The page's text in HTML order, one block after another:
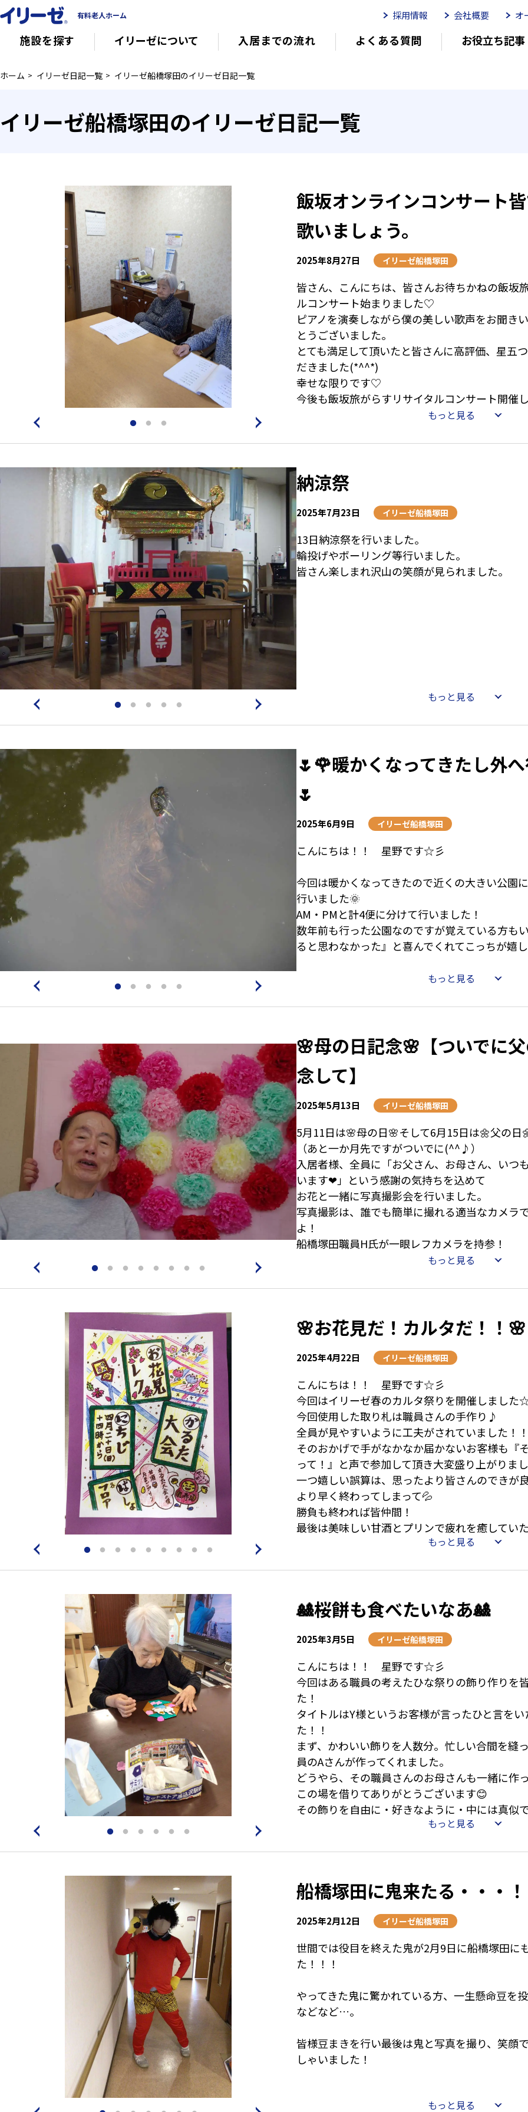
有料老人ホーム
施設を探す イリーゼについて
イリーゼについて
会社概要
入居までの流れ よくある質問 お役立ち記事
意外と知らない介護保険の基本 有料老人ホームを選ぶ時のポイント
採用情報 会社概要 オ
ホーム イリーゼ日記一覧 イリーゼ船橋塚田のイリーゼ日記一覧
イリーゼ船橋塚田のイリーゼ日記一覧
飯坂オンラインコンサート
歌いましょう。
2025年8月27日 イリーゼ船橋塚田
皆さん、こんにちは、皆さんお待ちかねの飯坂
ルコンサート始まりました♡
ピアノを演奏しながら僕の美しい歌声をお聞き
とうございました。
とても満足して頂いたと皆さんに高評価、
だきました(*^^*)
幸せな限りです♡
今後も飯坂旅がらすリサイタルコンサート開催
ります！
もっと見る
納涼祭
2025年7月23日 イリーゼ船橋塚田
13日納涼祭を行いました。
輪投げやボーリング等行いました。
もっと見る
🌷🌹暖かくなってきたし外
🌷
2025年6月9日 イリーゼ船橋塚田
こんにちは！！ 星野です☆彡
今回は暖かくなってきたので近くの大きい公園
行いました🌞
AM・PMと計4便に分けて行いました！
数年前も行った公園なのですが覚えている方も
ると思わなかった』と喜んでくれてこっちが嬉
AMは池の中に鯉や亀がいっぱいいたのですが
そのせいか鯉や亀が逃げてしまったようであま
しかし、ここが皆さんのいい所！！
本当は期待外れに思ったかもしれないのに『外
が嬉しいわ』って😢
ただ結局1番好評だったのがアイスクリームだ
また来月は納涼祭を予定していますのでお楽し
【星野のひとこと】
前回は遊びに来ていた星野の家族。今回はいな
仕事モードを見られるのはなぜか恥ずかしい・
もっと見る
🌸母の日記念🌸【ついでに
念して】
2025年5月13日 イリーゼ船橋塚田
5月11日は🌸母の日🌸そして6月15日は🌼父の日
（あと一か月先ですがついでに(^^♪）
入居者様、全員に「お父さん、お母さん、いつ
います❤」という感謝の気持ちを込めて
お花と一緒に写真撮影会を行いました。
写真撮影は、誰でも簡単に撮れる適当なカメラ
よ！
船橋塚田職員H氏が一眼レフカメラを持参！
まるでプロのカメラマンの様に皆様の笑顔を引
もっと見る
🌸お花見だ！カルタだ！！🌸
2025年4月22日 イリーゼ船橋塚田
こんにちは！！ 星野です☆彡
今回はイリーゼ春のカルタ祭りを開催しました
今回使用した取り札は職員さんの手作り♪
全員が見やすいように工夫がされていました！
そのおかげで手がなかなか届かないお客様も『
って！』と声で参加して頂き大変盛り上がりま
一つ嬉しい誤算は、思ったより皆さんのできが
より早く終わってしまって💦
勝負も終われば皆仲間！
最後は美味しい甘酒とプリンで疲れを癒してい
で・・・
【星野のひとこと】
レク当日は夜勤明けだったので甘酒とプリン貰
もっと見る
🎎桜餅も食べたいなあ🎎
2025年3月5日 イリーゼ船橋塚田
こんにちは！！ 星野です☆彡
今回はある職員の考えたひな祭りの飾り作りを
た！
タイトルはY様というお客様が言ったひと言を
た！！
まず、かわいい飾りを人数分。忙しい合間を縫
員のAさんが作ってくれました。
どうやら、その職員さんのお母さんも一緒に作
この場を借りてありがとうございます😊
その飾りを自由に・好きなように・中には真似
性あふれる形に張り付けていきます！！
に気づくと思います🌸
てください！！
【☆星野のひとこと☆】
ただこうやって雛人形を出したり・しまったり
ちなので、子供が大人になってからありがたみ
もっと見る
船橋塚田に鬼来たる・・・
2025年2月12日 イリーゼ船橋塚田
世間では役目を終えた鬼が2月9日に船橋塚田に
た！！！
やってきた鬼に驚かれている方、一生懸命豆を
などなど…。
皆様豆まきを行い最後は鬼と写真を撮り、笑顔
しゃいました！
もっと見る